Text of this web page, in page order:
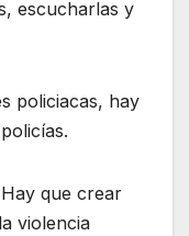
escucharlas y
policiacas, hay
que crear
violencia